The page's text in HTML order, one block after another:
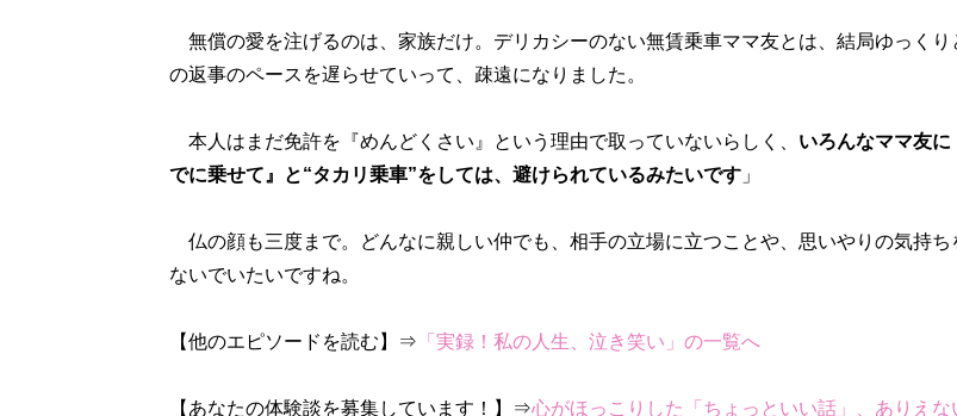
無償の愛を注げるのは、家族だけ。デリカシーのない無賃乗車ママ友とは、結局ゆっくり
の返事のペースを遅らせていって、疎遠になりました。
本人はまだ免許を『めんどくさい』という理由で取っていないらしく、 いろんなママ友に
でに乗せて』と“タカリ乗車”をしては、避けられているみたいです 」
仏の顔も三度まで。どんなに親しい仲でも、相手の立場に立つことや、思いやりの気持ち
ないでいたいですね。
【他のエピソードを読む】⇒ 「実録！私の人生、泣き笑い」の一覧へ
【あなたの体験談を募集しています！】⇒心がほっこりした「ちょっといい話」、ありえな